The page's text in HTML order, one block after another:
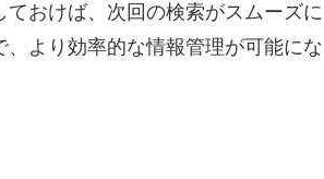
おけば、次回の検索がスムーズに
より効率的な情報管理が可能にな